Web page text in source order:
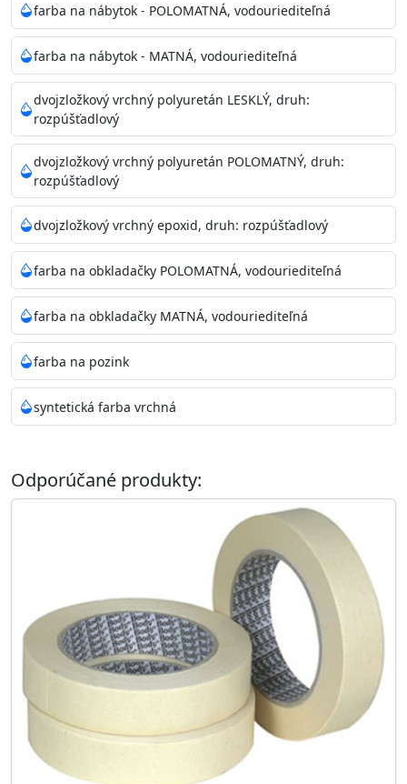
farba na nábytok - POLOMATNÁ, vodouriediteľná
farba na nábytok - MATNÁ, vodouriediteľná
dvojzložkový vrchný polyuretán LESKLÝ, druh:
rozpúšťadlový
dvojzložkový vrchný polyuretán POLOMATNÝ, druh:
rozpúšťadlový
dvojzložkový vrchný epoxid, druh: rozpúšťadlový
farba na obkladačky POLOMATNÁ, vodouriediteľná
farba na obkladačky MATNÁ, vodouriediteľná
farba na pozink
syntetická farba vrchná
Odporúčané produkty: